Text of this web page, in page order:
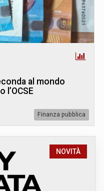
al mondo
l’OCSE
Finanza pubblica
NOVITÀ